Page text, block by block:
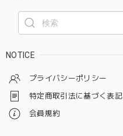
NOTICE
プライバシーポリシー
特定商取引法に基づく表記
会員規約